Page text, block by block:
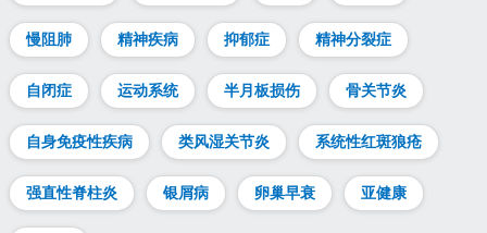
慢阻肺 精神疾病 抑郁症 精神分裂症
自闭症 运动系统 半月板损伤 骨关节炎
自身免疫性疾病 类风湿关节炎 系统性红斑狼疮
强直性脊柱炎 银屑病 卵巢早衰 亚健康